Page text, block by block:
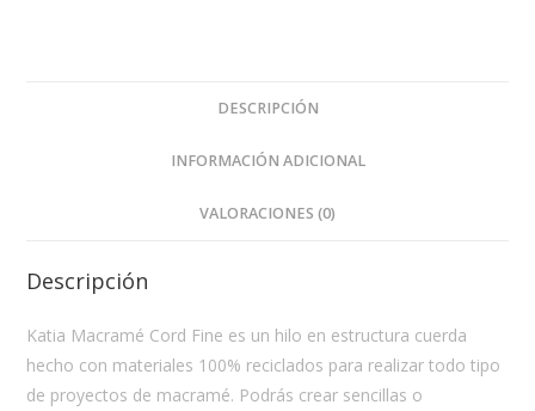
DESCRIPCIÓN
INFORMACIÓN ADICIONAL
VALORACIONES (0)
Descripción
Katia Macramé Cord Fine es un hilo en estructura cuerda
hecho con materiales 100% reciclados para realizar todo tipo
de proyectos de macramé. Podrás crear sencillas o